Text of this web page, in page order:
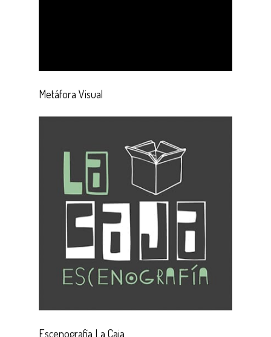
Metáfora Visual
Escenografía La Caja